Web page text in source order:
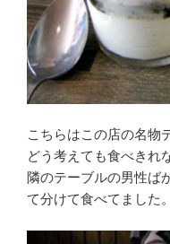
こちらはこの店の名物
どう考えても食べきれ
隣のテーブルの男性ば
て分けて食べてました。